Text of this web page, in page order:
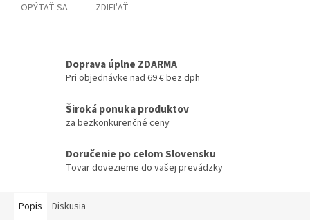
OPÝTAŤ SA ZDIEĽAŤ
Doprava úplne ZDARMA
Pri objednávke nad 69 € bez dph
Široká ponuka produktov
za bezkonkurenčné ceny
Doručenie po celom Slovensku
Tovar dovezieme do vašej prevádzky
Popis Diskusia